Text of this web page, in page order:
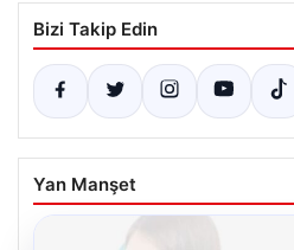
Bizi Takip Edin
Yan Manşet